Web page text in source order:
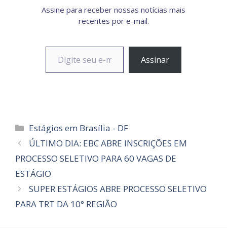
Assine para receber nossas notícias mais
recentes por e-mail.
Digite seu e-mail…
Assinar
Categorias
Estágios em Brasília - DF
ÚLTIMO DIA: EBC ABRE INSCRIÇÕES EM
PROCESSO SELETIVO PARA 60 VAGAS DE
ESTÁGIO
SUPER ESTÁGIOS ABRE PROCESSO SELETIVO
PARA TRT DA 10° REGIÃO